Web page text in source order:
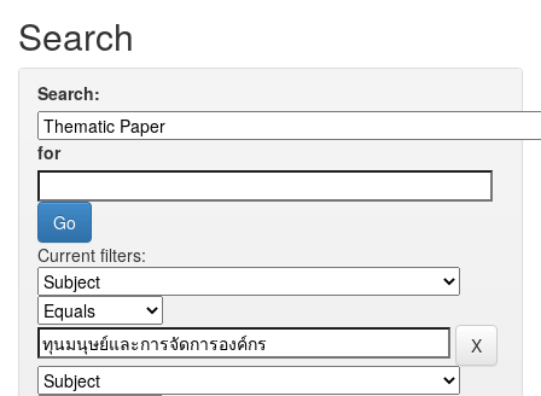
Search
Search:
for
Current filters: